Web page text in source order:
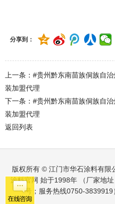
分享到：
上一条：#贵州黔东南苗族侗族自
装加盟代理
下一条：#贵州黔东南苗族侗族自
装加盟代理
返回列表
版权所有 © 江门市华石涂料有限
涂料官网 始于1998年 （厂家地
号；服务热线0750-